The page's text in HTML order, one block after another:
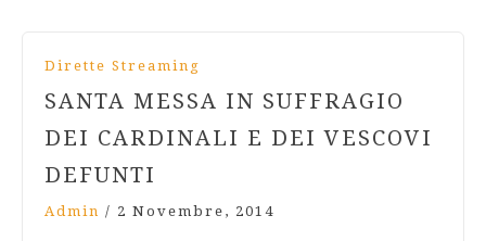
Dirette Streaming
SANTA MESSA IN SUFFRAGIO
DEI CARDINALI E DEI VESCOVI
DEFUNTI
Admin / 2 Novembre, 2014